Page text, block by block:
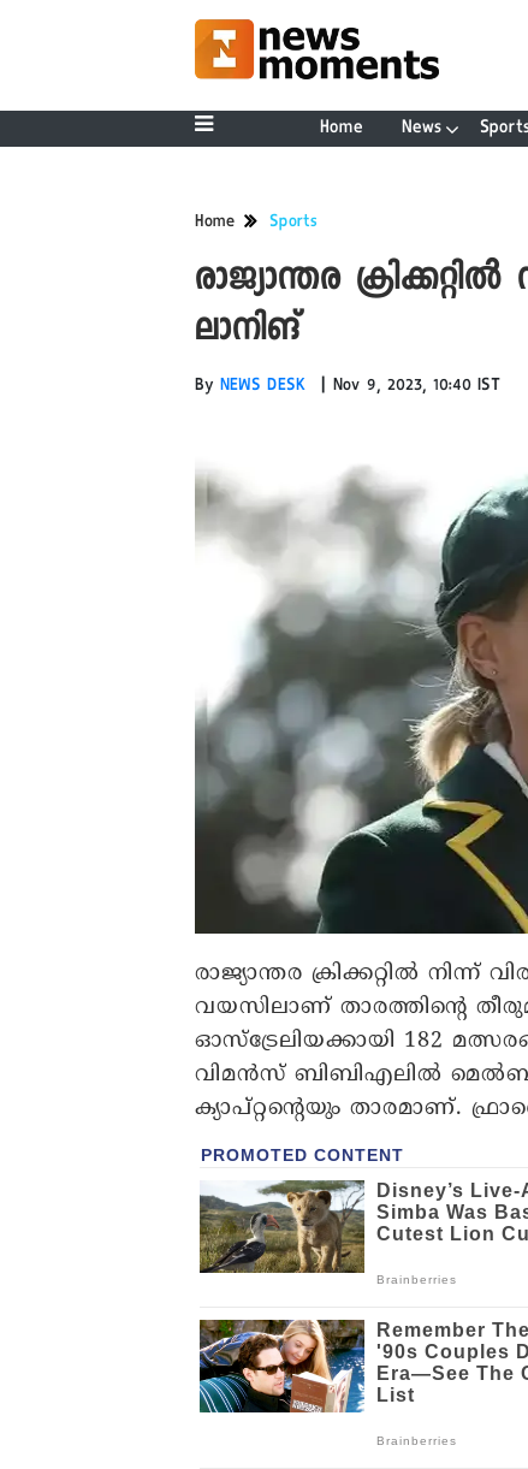
Home News
Home Sports
രാജ്യാന്തര
ലാനിങ്
By NEWS DESK | Nov 9, 2023, 10:40 IST
രാജ്യാന്തര ക്രിക്കറ്റിൽ
വയസിലാണ് താരത്തിന്റെ
ഓസ്‌ട്രേലിയക്കായി 182
വിമൻസ് ബിബിഎലിൽ മെൽബൺ
ക്യാപ്റ്റന്റെയും താരമാണ്.